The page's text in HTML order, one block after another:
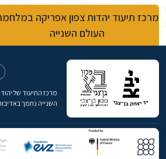
מרכז תיעוד יהדות צפון אפריקה
העולם השנייה
מרכז התיעוד של
השנייה נתמך